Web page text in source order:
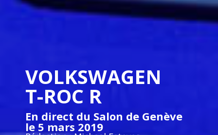
VOLKSWAGEN
T-ROC R
En direct du Salon de Genève
le 5 mars 2019